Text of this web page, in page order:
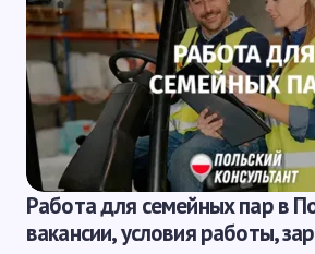
Работа для семейных пар в
вакансии, условия работы,